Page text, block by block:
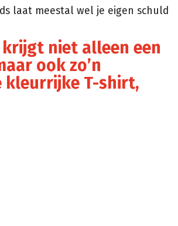
laat meestal wel je eigen schuld
krijgt niet alleen een
ook zo’n
kleurrijke T-shirt,